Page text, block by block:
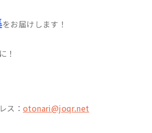
をお届けします！
！
ス： otonari@joqr.net